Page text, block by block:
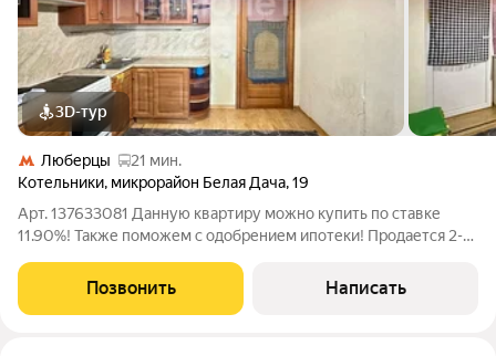
3D-тур
Люберцы
21 мин.
Котельники, микрорайон Белая Дача,19
Арт. 137633081 Данную квартиру можно купить по ставке
11.90%! Также поможем с одобрением ипотеки! Продается 2-х
область, г.Котельники, мкр.Белая Дача, д.19. Площадь квартиры
составляет 61.4 м,
Позвонить Написать